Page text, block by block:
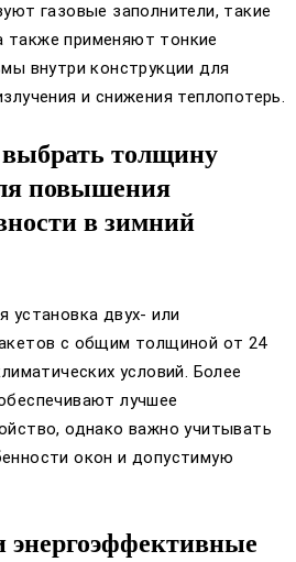
газовые заполнители, такие
также применяют тонкие
внутри конструкции для
и снижения теплопотерь.
толщину
повышения
в зимний
установка двух- или
с общим толщиной от 24
условий. Более
лучшее
однако важно учитывать
окон и допустимую
энергоэффективные